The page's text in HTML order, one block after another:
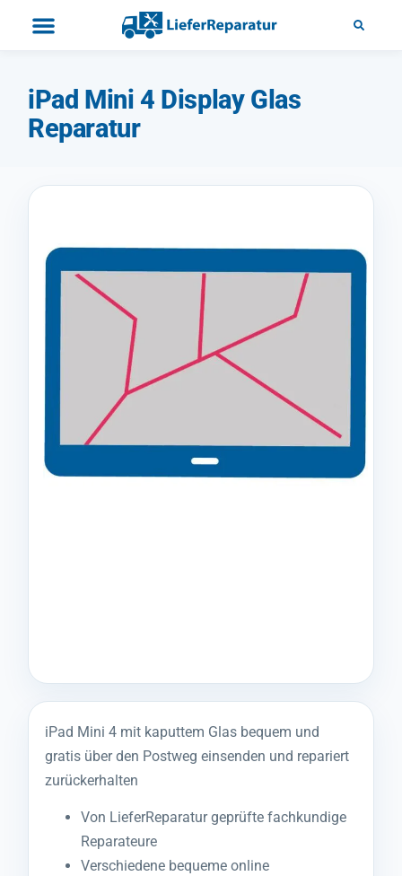
iPad Mini 4 Display Glas
Reparatur
iPad Mini 4 mit kaputtem Glas bequem und
gratis über den Postweg einsenden und repariert
zurückerhalten
Von LieferReparatur geprüfte fachkundige
Reparateure
Verschiedene bequeme online